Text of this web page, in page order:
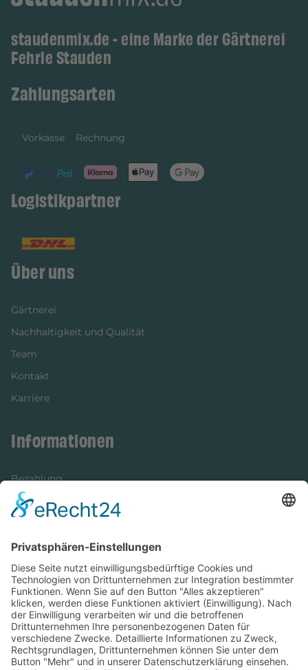
staudenmix.de - eine Marke der Gärtnerei
Fehrle Stauden
Zahlungsarten
Vorkasse Rechnung
Logistikpartner
Über uns
Gärtnerei
Nachhaltigkeit und Qualität
Team
Kontakt
Karriere
Informationen
Bezahlung
Newsletter
Versandinformationen
Verfügbarkeit/Verträglichkeit
Rechtliches
Widerrufsrecht und Widerrufsformular
Impressum